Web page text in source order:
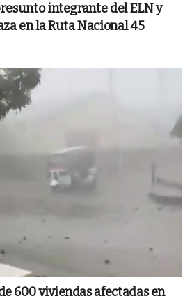
integrante del ELN y
en la Ruta Nacional 45
600 viviendas afectadas en